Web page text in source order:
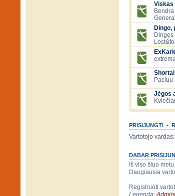
Viskas
Dingo,
Shortai
Jėgos
PRISIJUNGTI •
Vartotojo vardas:
DABAR
Iš viso šiuo
Daugiausia
Registruoti
Legenda: